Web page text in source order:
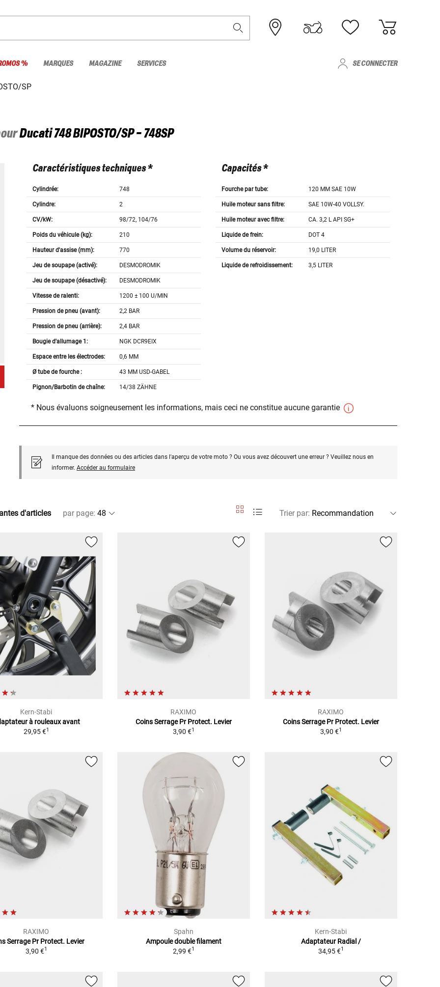
% MARQUES MAGAZINE SERVICES SE CONNECTER
SP
Ducati748 BIPOSTO/SP - 748SP
Caractéristiques techniques *
Cylindrée: 748
Cylindre: 2
CV/kW: 98/72, 104/76
Poids du véhicule (kg): 210
Hauteur d'assise (mm): 770
Jeu de soupape (activé): DESMODROMIK
Jeu de soupape (désactivé): DESMODROMIK
Vitesse de ralenti: 1200 ± 100 U/MIN
Pression de pneu (avant): 2,2 BAR
Pression de pneu (arrière): 2,4 BAR
Bougie d'allumage 1: NGK DCR9EIX
Espace entre les électrodes: 0,6 MM
Ø tube de fourche : 43 MM USD-GABEL
Pignon/Barbotin de chaîne: 14/38 ZÄHNE
Capacités *
Fourche par tube: 120 MM SAE 10W
Huile moteur sans filtre: SAE 10W-40 VOLLSY.
Huile moteur avec filtre: CA. 3,2 L API SG+
Liquide de frein: DOT 4
Volume du réservoir: 19,0 LITER
Liquide de refroidissement: 3,5 LITER
* Nous évaluons soigneusement les informations, mais ceci ne constitue aucune garantie
Il manque des données ou des articles dans l'aperçu de votre moto ? Ou vous avez découvert une erreur ? Veuillez nous en
informer. Accéder au formulaire
d'articles par page: Trier par:
Kern-Stabi
à rouleaux avant
29,95 €1
RAXIMO
Coins Serrage Pr Protect. Levier
3,90 €1
RAXIMO
Coins Serrage Pr Protect. Levier
3,90 €1
RAXIMO
Serrage Pr Protect. Levier
3,90 €1
Spahn
Ampoule double filament
2,99 €1
Kern-Stabi
Adaptateur Radial /
34,95 €1